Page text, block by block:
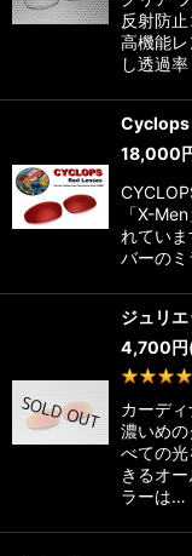
反射防
高機能
し透過
Cyclops
18,000
「X-
れてい
バーの
ジュリ
4,700円
カーデ
濃いめ
べての
きるオ
ラーは…